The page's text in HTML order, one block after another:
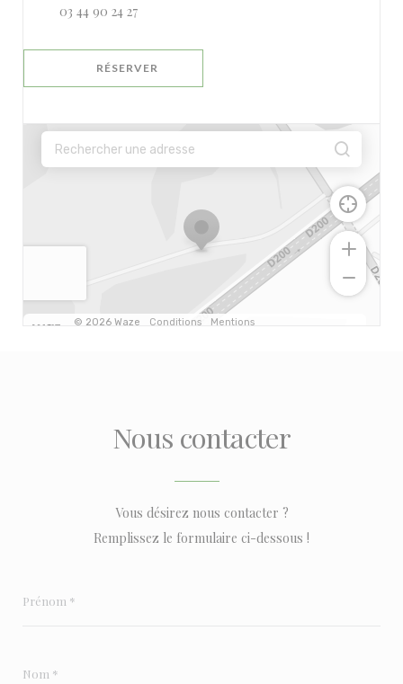
03 44 90 24 27
RÉSERVER
Nous contacter
Vous désirez nous contacter ?
Remplissez le formulaire ci-dessous !